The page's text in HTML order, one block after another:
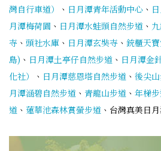
灣自行車道）
、 日月潭青年活動中心 、
月潭梅荷園 、 日月潭水蛙頭自然步道 、
寺 、 頭社水庫 、 日月潭玄奘寺 、 銃櫃天
島) 、 日月潭土亭仔自然步道 、 日月潭金
化社）
、 日月潭慈恩塔自然步道 、 後尖
月潭涵碧自然步道 、 青龍山步道 、 年梯
道 、 蓮華池森林賞螢步道 、台灣真美日